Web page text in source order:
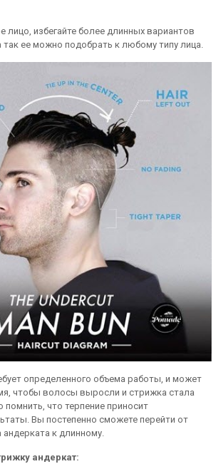
лицо, избегайте более длинных вариантов
так ее можно подобрать к любому типу лица.
определенного объема работы, и может
чтобы волосы выросли и стрижка стала
помнить, что терпение приносит
Вы постепенно сможете перейти от
андерката к длинному.
андеркат: